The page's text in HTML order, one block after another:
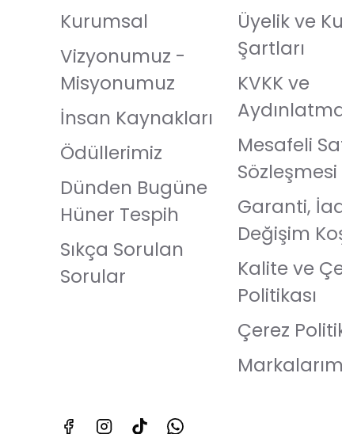
Kurumsal
Vizyonumuz -
Misyonumuz
İnsan Kaynakları
Ödüllerimiz
Dünden Bugüne
Hüner Tespih
Sıkça Sorulan
Sorular
Üyelik ve
Şartları
KVKK ve
Mesafeli
Sözleşmesi
Garanti,
Değişim
Kalite ve
Politikası
Çerez